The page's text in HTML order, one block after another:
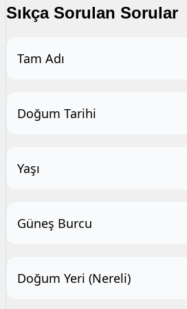
Sıkça Sorulan Sorular
Tam Adı
Doğum Tarihi
Yaşı
Güneş Burcu
Doğum Yeri (Nereli)